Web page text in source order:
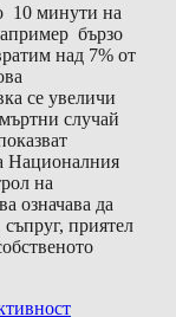
10 минути на
бързо
над 7% от
се увеличи
случай
Националния
на
означава да
приятел